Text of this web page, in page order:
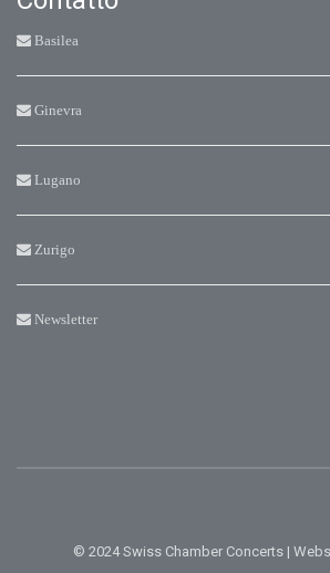
Basilea
Ginevra
Lugano
Zurigo
Newsletter
© 2024 Swiss Chamber Concerts |